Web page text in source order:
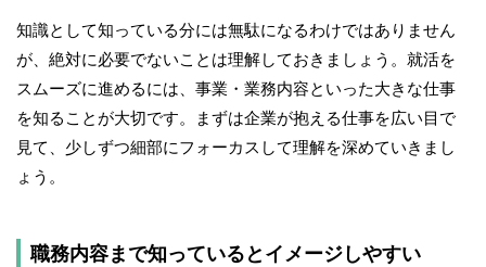
知識として知っている分には無駄になるわけではありません
が、絶対に必要でないことは理解しておきましょう。就活を
スムーズに進めるには、事業・業務内容といった大きな仕事
を知ることが大切です。まずは企業が抱える仕事を広い目で
見て、少しずつ細部にフォーカスして理解を深めていきまし
ょう。
職務内容まで知っているとイメージしやすい